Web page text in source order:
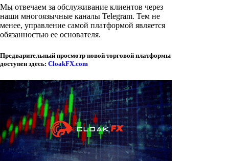
Мы отвечаем за обслуживание клиентов через
наши многоязычные каналы Telegram. Тем не
менее, управление самой платформой является
обязанностью ее основателя.
Предварительный просмотр новой торговой платформы
доступен здесь: CloakFX.com